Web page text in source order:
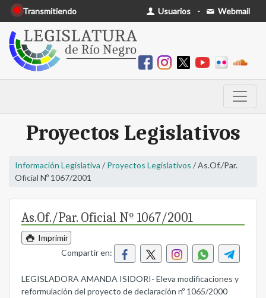
Transmitiendo Usuarios - Webmail
Proyectos Legislativos
Información Legislativa / Proyectos Legislativos / As.Of./Par.
Oficial Nº 1067/2001
As.Of./Par. Oficial Nº 1067/2001
Imprimir
Compartir en:
LEGISLADORA AMANDA ISIDORI- Eleva modificaciones y
reformulación del proyecto de declaración nº 1065/2000